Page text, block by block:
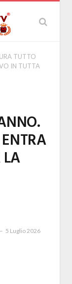
TUTTO
IN TUTTA
5 Luglio 2026